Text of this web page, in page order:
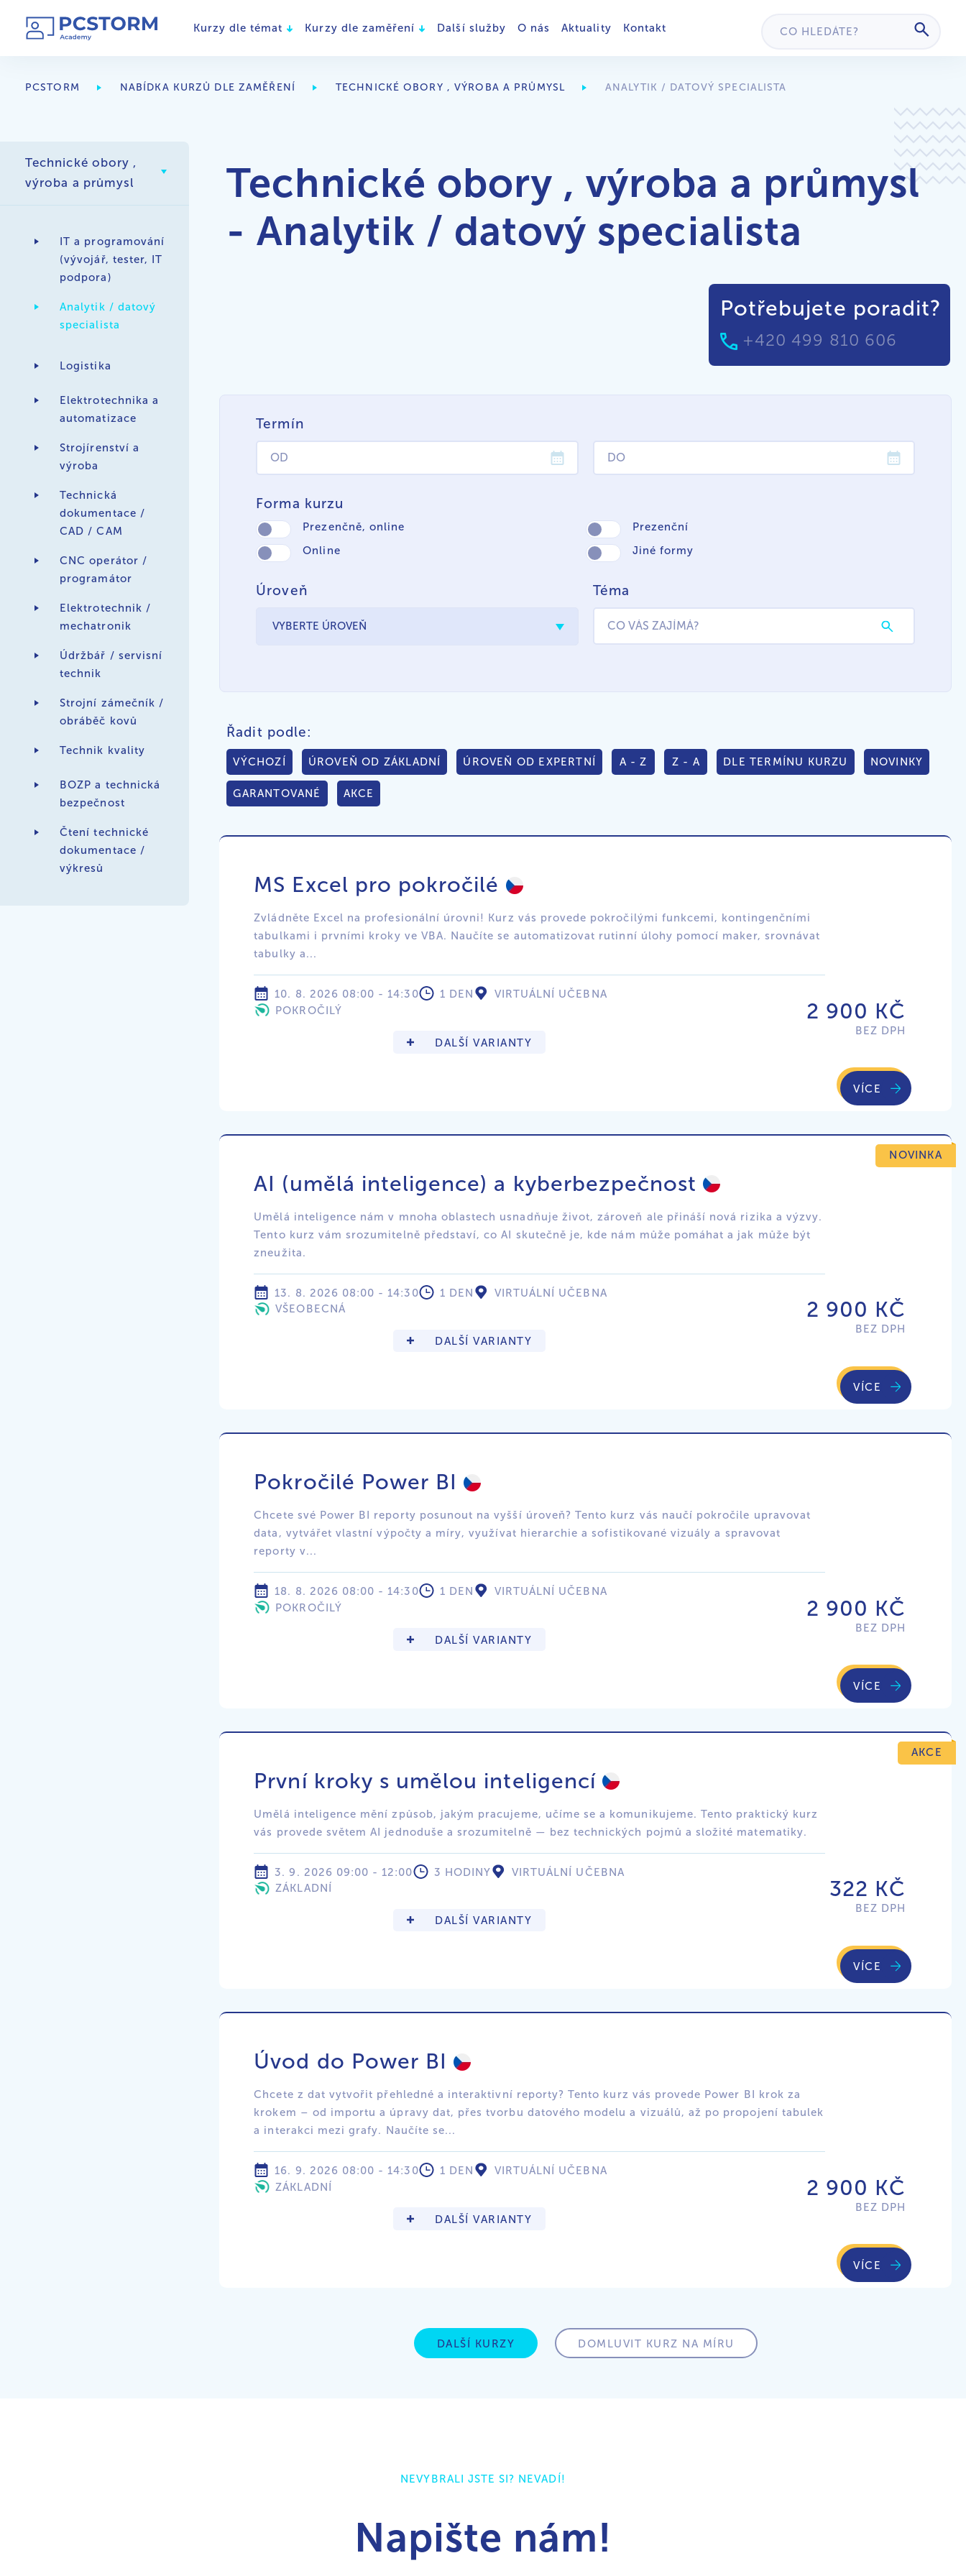
Kurzy dle témat Kurzy dle zaměření Další služby O nás Aktuality Kontakt
PCSTORM NABÍDKA KURZŮ DLE ZAMĚŘENÍ TECHNICKÉ OBORY , VÝROBA A PRŮMYSL ANALYTIK / DATOVÝ SPECIALISTA
Technické obory ,
výroba a průmysl
IT a programování
(vývojář, tester, IT
podpora)
Analytik / datový
specialista
Logistika
Elektrotechnika a
automatizace
Strojírenství a
výroba
Technická
dokumentace /
CAD / CAM
CNC operátor /
programátor
Elektrotechnik /
mechatronik
Údržbář / servisní
technik
Strojní zámečník /
obráběč kovů
Technik kvality
BOZP a technická
bezpečnost
Čtení technické
dokumentace /
výkresů
Technické obory , výroba a průmysl
- Analytik / datový specialista
Potřebujete poradit?
+420 499 810 606
Termín
Forma kurzu
Prezenčně, online Prezenční
Online Jiné formy
Úroveň Téma
Řadit podle:
VÝCHOZÍ ÚROVEŇ OD ZÁKLADNÍ ÚROVEŇ OD EXPERTNÍ A - Z Z - A DLE TERMÍNU KURZU NOVINKY
GARANTOVANÉ AKCE
MS Excel pro pokročilé
Zvládněte Excel na profesionální úrovni! Kurz vás provede pokročilými funkcemi, kontingenčními
tabulkami i prvními kroky ve VBA. Naučíte se automatizovat rutinní úlohy pomocí maker, srovnávat
tabulky a...
10. 8. 2026 08:00 - 14:30 1 DEN
VIRTUÁLNÍ UČEBNA
POKROČILÝ
DALŠÍ VARIANTY
2 900 KČ
BEZ DPH
VÍCE
AI (umělá inteligence) a kyberbezpečnost
Umělá inteligence nám v mnoha oblastech usnadňuje život, zároveň ale přináší nová rizika a výzvy.
Tento kurz vám srozumitelně představí, co AI skutečně je, kde nám může pomáhat a jak může být
zneužita.
13. 8. 2026 08:00 - 14:30 1 DEN
VIRTUÁLNÍ UČEBNA
VŠEOBECNÁ
DALŠÍ VARIANTY
NOVINKA
2 900 KČ
BEZ DPH
VÍCE
Pokročilé Power BI
Chcete své Power BI reporty posunout na vyšší úroveň? Tento kurz vás naučí pokročile upravovat
data, vytvářet vlastní výpočty a míry, využívat hierarchie a sofistikované vizuály a spravovat
reporty v...
18. 8. 2026 08:00 - 14:30 1 DEN
VIRTUÁLNÍ UČEBNA
POKROČILÝ
DALŠÍ VARIANTY
2 900 KČ
BEZ DPH
VÍCE
První kroky s umělou inteligencí
Umělá inteligence mění způsob, jakým pracujeme, učíme se a komunikujeme. Tento praktický kurz
vás provede světem AI jednoduše a srozumitelně — bez technických pojmů a složité matematiky.
3. 9. 2026 09:00 - 12:00 3 HODINY
VIRTUÁLNÍ UČEBNA
ZÁKLADNÍ
DALŠÍ VARIANTY
AKCE
322 KČ
BEZ DPH
VÍCE
Úvod do Power BI
Chcete z dat vytvořit přehledné a interaktivní reporty? Tento kurz vás provede Power BI krok za
krokem – od importu a úpravy dat, přes tvorbu datového modelu a vizuálů, až po propojení tabulek
a interakci mezi grafy. Naučíte se...
16. 9. 2026 08:00 - 14:30 1 DEN
VIRTUÁLNÍ UČEBNA
ZÁKLADNÍ
DALŠÍ VARIANTY
2 900 KČ
BEZ DPH
VÍCE
DALŠÍ KURZY DOMLUVIT KURZ NA MÍRU
NEVYBRALI JSTE SI? NEVADÍ!
Napište nám!